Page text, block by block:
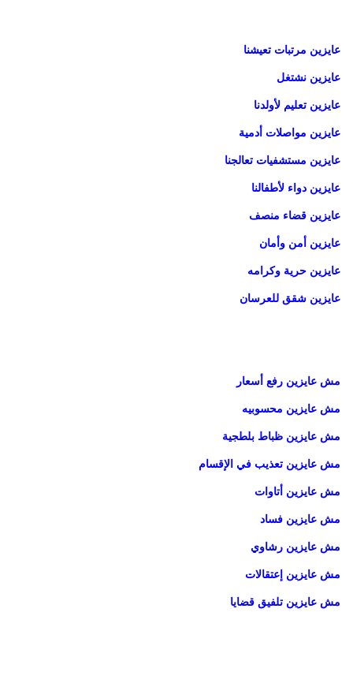
عايزين مرتبات تعيشنا
عايزين نشتغل
عايزين تعليم لأولدنا
عايزين مواصلات أدمية
عايزين مستشفيات تعالجنا
عايزين دواء لأطفالنا
عايزين قضاء منصف
عايزين أمن وأمان
عايزين حرية وكرامه
عايزين شقق للعرسان
مش عايزين رفع أسعار
مش عايزين محسوبيه
مش عايزين ظباط بلطجية
مش عايزين تعذيب في الإقسام
مش عايزين أتاوات
مش عايزين فساد
مش عايزين رشاوي
مش عايزين إعتقالات
مش عايزين تلفيق قضايا